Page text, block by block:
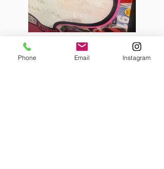
Phone Email Instagram